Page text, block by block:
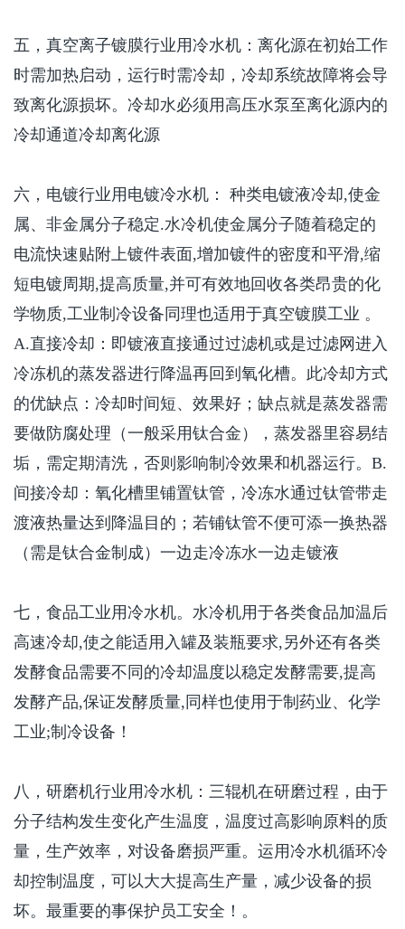
五，真空离子镀膜行业用冷水机：离化源在初始工作
时需加热启动，运行时需冷却，冷却系统故障将会导
致离化源损坏。冷却水必须用高压水泵至离化源内的
冷却通道冷却离化源
六，电镀行业用电镀冷水机： 种类电镀液冷却,使金
属、非金属分子稳定.水冷机使金属分子随着稳定的
电流快速贴附上镀件表面,增加镀件的密度和平滑,缩
短电镀周期,提高质量,并可有效地回收各类昂贵的化
学物质,工业制冷设备同理也适用于真空镀膜工业 。
A.直接冷却：即镀液直接通过过滤机或是过滤网进入
冷冻机的蒸发器进行降温再回到氧化槽。此冷却方式
的优缺点：冷却时间短、效果好；缺点就是蒸发器需
要做防腐处理（一般采用钛合金），蒸发器里容易结
垢，需定期清洗，否则影响制冷效果和机器运行。 B.
间接冷却：氧化槽里铺置钛管，冷冻水通过钛管带走
渡液热量达到降温目的；若铺钛管不便可添一换热器
（需是钛合金制成）一边走冷冻水一边走镀液
七，食品工业用冷水机。水冷机用于各类食品加温后
高速冷却,使之能适用入罐及装瓶要求,另外还有各类
发酵食品需要不同的冷却温度以稳定发酵需要,提高
发酵产品,保证发酵质量, 同样也使用于制药业、化学
工业;制冷设备！
八，研磨机行业用冷水机：三辊机在研磨过程，由于
分子结构发生变化产生温度，温度过高影响原料的质
量，生产效率，对设备磨损严重。运用冷水机循环冷
却控制温度，可以大大提高生产量，减少设备的损
坏。最重要的事保护员工安全！。